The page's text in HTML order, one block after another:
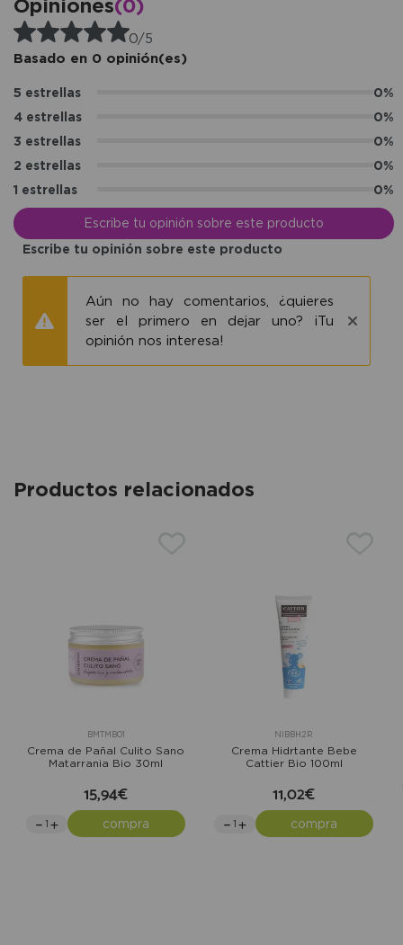
Opiniones(0)
0/5
Basado en 0 opinión(es)
5 estrellas
0%
4 estrellas
0%
3 estrellas
0%
2 estrellas
0%
1 estrellas
0%
Escribe tu opinión sobre este producto
Escribe tu opinión sobre este producto
Aún no hay comentarios, ¿quieres
ser el primero en dejar uno? ¡Tu
opinión nos interesa!
Productos relacionados
BMTMB01
Crema de Pañal Culito Sano
Matarrania Bio 30ml
15,94€
compra
NIBBH2R
Crema Hidrtante Bebe
Cattier Bio 100ml
11,02€
compra